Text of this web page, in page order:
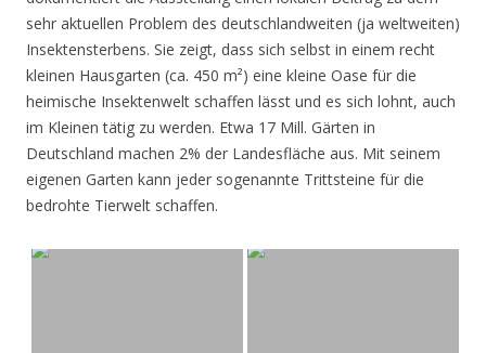
sehr aktuellen Problem des deutschlandweiten (ja weltweiten)
Insektensterbens. Sie zeigt, dass sich selbst in einem recht
kleinen Hausgarten (ca. 450 m²) eine kleine Oase für die
heimische Insektenwelt schaffen lässt und es sich lohnt, auch
im Kleinen tätig zu werden. Etwa 17 Mill. Gärten in
Deutschland machen 2% der Landesfläche aus. Mit seinem
eigenen Garten kann jeder sogenannte Trittsteine für die
bedrohte Tierwelt schaffen.